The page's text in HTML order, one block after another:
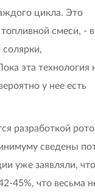
цикла. Это
смеси, -
солярки,
эта технология
у нее есть
разработкой
сведены
уже заявляли,
45%, что весьма